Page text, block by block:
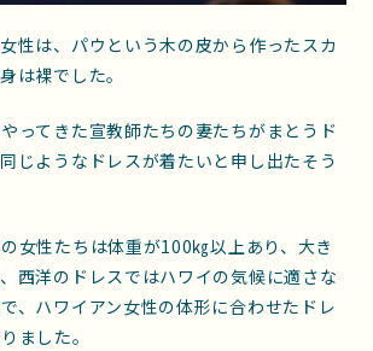
性は、パウという木の皮から作ったスカ
は裸でした。
ってきた宣教師たちの妻たちがまとうド
じようなドレスが着たいと申し出たそう
女性たちは体重が100㎏以上あり、大き
西洋のドレスではハワイの気候に適さな
、ハワイアン女性の体形に合わせたドレ
ました。